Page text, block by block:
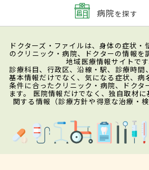
病院を探す
ドクターズ・ファイルは、身体の症状・
のクリニック・病院、ドクターの情報を
地域医療情報サイトです
診療科目、行政区、沿線・駅、診療時間
基本情報だけでなく、気になる症状、病
条件に合ったクリニック・病院、ドクタ
ます。 医院情報だけでなく、独自取材に
関する情報（診療方針や得意な治療・検